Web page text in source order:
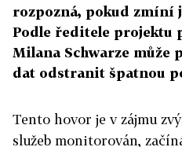
rozpozná, pokud zmíní
Podle ředitele projektu
Milana Schwarze může
dat odstranit špatnou
Tento hovor je v zájmu
služeb monitorován,